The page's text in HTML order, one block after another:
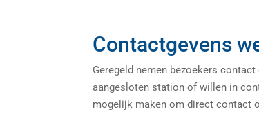
Contactgevens
Geregeld nemen bezoekers
aangesloten station of willen in
mogelijk maken om direct contact